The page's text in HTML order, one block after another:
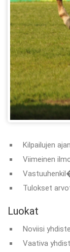
Kilpailujen
Viimeinen
Tulokset
Luokat
Noviisi
Vaativa